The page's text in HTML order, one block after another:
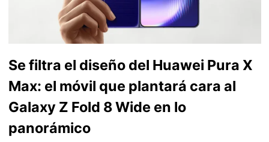
Se filtra el diseño del Huawei Pura X
Max: el móvil que plantará cara al
Galaxy Z Fold 8 Wide en lo
panorámico